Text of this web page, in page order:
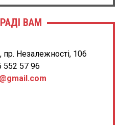
ВАМ
пр. Незалежності, 106
552 57 96